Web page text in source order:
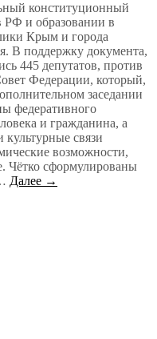
конституционный
РФ и образовании в
Крым и города
В поддержку документа,
445 депутатов, против
Федерации, который,
заседании
федеративного
и гражданина, а
связи
возможности,
Чётко сформулированы
Далее →